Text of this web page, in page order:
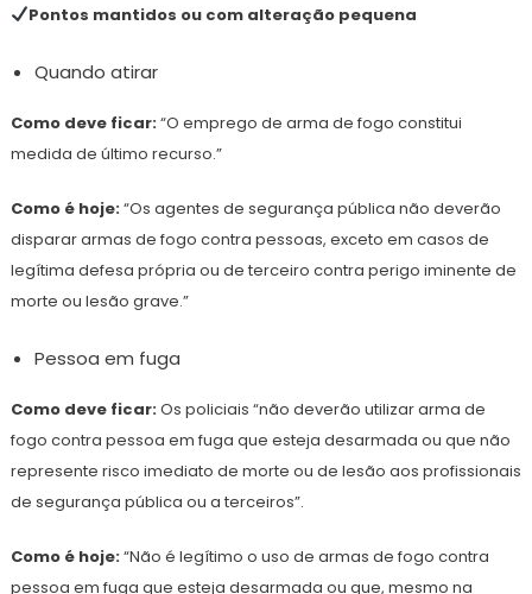
Pontos mantidos ou com alteração pequena
Quando atirar
Como deve ficar:“O emprego de arma de fogo constitui
medida de último recurso.”
Como é hoje:“Os agentes de segurança pública não deverão
disparar armas de fogo contra pessoas, exceto em casos de
legítima defesa própria ou de terceiro contra perigo iminente de
morte ou lesão grave.”
Pessoa em fuga
Como deve ficar:Os policiais “não deverão utilizar arma de
fogo contra pessoa em fuga que esteja desarmada ou que não
represente risco imediato de morte ou de lesão aos profissionais
de segurança pública ou a terceiros”.
Como é hoje:“Não é legítimo o uso de armas de fogo contra
pessoa em fuga que esteja desarmada ou que, mesmo na